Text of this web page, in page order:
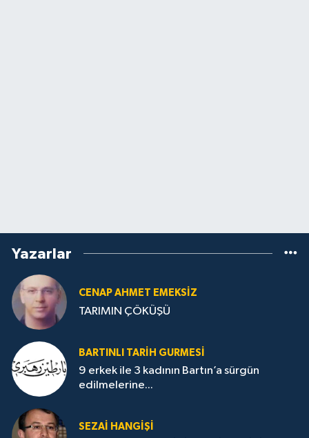
Yazarlar
CENAP AHMET EMEKSİZ
TARIMIN ÇÖKÜŞÜ
BARTINLI TARIH GURMESI
9 erkek ile 3 kadının Bartın’a sürgün
edilmelerine...
SEZAI HANGİŞİ